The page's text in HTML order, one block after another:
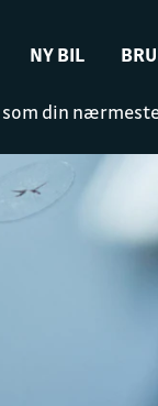
NY BIL
som din